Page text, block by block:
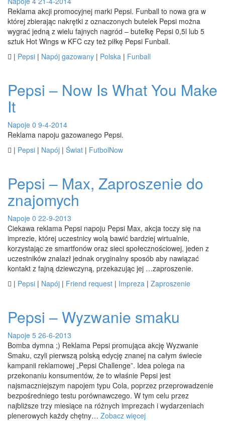
Reklama akcji promocyjnej marki Pepsi. Funball to nowa gra w
której zbierając nakrętki z oznaczonych butelek Pepsi można
wygrać jedną z wielu fajnych nagród – butelkę Pepsi 0,5l lub 5
sztuk Hot Wings w KFC czy też piłkę Pepsi Funball.
 | Pepsi | Napój gazowany | Polska | Funball
Pepsi – Now Is What You Make
It
Napoje 0 9-4-2014
Reklama napoju gazowanego Pepsi.
 | Pepsi | Napój | Świat | FutbolNow
Pepsi – Max, Zaproszenie do
znajomych
Napoje 0 22-9-2013
Ciekawa reklama Pepsi napoju Pepsi Max, akcja toczy się na
imprezie, której uczestnicy wolą bawić bardziej wirtualnie,
korzystając ze smartfonów oraz sieci społecznościowej, jeden z
uczestników znalazł jednak oryginalny sposób aby nawiązać
kontakt z fajną dziewczyną, przekazując jej …zaproszenie.
 | Pepsi | Napój | Friend request | Impreza | Zaproszenie
Pepsi – Wyzwanie smaku
Napoje 5 26-6-2013
Bomba dymna ;) Reklama Pepsi promująca akcję Wyzwanie
Smaku, czyli pierwszą polską edycję znanej na całym świecie
kampanii reklamowej „Pepsi Challenge”. Idea polega na
przekonaniu konsumentów, że to właśnie Pepsi jest
najsmaczniejszym napojem typu Cola, poprzez przeprowadzenie
bezpośredniego testu porównawczego. W tym celu przez
najbliższe trzy miesiące na różnych imprezach i wydarzeniach
plenerowych każdy chętny… Zobacz więcej